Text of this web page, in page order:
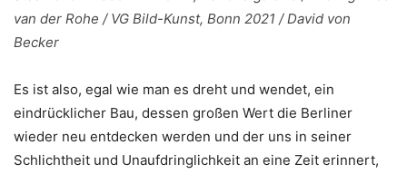
van der Rohe / VG Bild-Kunst, Bonn 2021 / David von
Becker
Es ist also, egal wie man es dreht und wendet, ein
eindrücklicher Bau, dessen großen Wert die Berliner
wieder neu entdecken werden und der uns in seiner
Schlichtheit und Unaufdringlichkeit an eine Zeit erinnert,